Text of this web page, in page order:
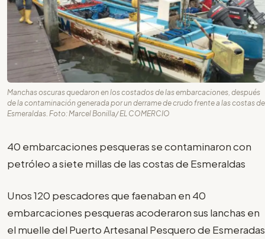
Manchas oscuras quedaron en los costados de las embarcaciones, después
de la contaminación generada por un derrame de crudo frente a las costas de
Esmeraldas. Foto: Marcel Bonilla/ EL COMERCIO
40 embarcaciones pesqueras se contaminaron con
petróleo a siete millas de las costas de Esmeraldas
Unos 120 pescadores que faenaban en 40
embarcaciones pesqueras acoderaron sus lanchas en
el muelle del Puerto Artesanal Pesquero de Esmeradas